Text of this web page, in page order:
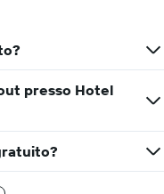
presso Hotel